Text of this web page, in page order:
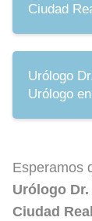
Ciudad
Urólogo
Urólogo
Esperamos
Urólogo
Ciudad Real